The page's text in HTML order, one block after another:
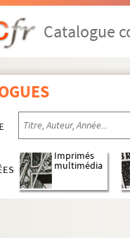
Catalogue
Imprimés
multimédia